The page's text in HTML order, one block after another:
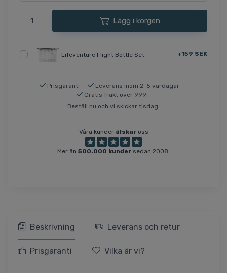
Lägg i korgen
Lifeventure Flight Bottle Set +159 SEK
Prisgaranti
Leverans inom 2-5 vardagar
Gratis frakt över 999:-
Beställ nu och vi skickar tisdag.
Våra kunder älskaross
Mer än 500.000 kunder sedan 2008.
Beskrivning Leverans och retur
Prisgaranti Vilka är vi?